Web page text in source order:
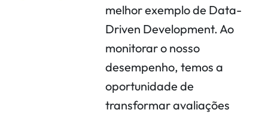
melhor exemplo de Data-
Driven Development. Ao
monitorar o nosso
desempenho, temos a
oportunidade de
transformar avaliações